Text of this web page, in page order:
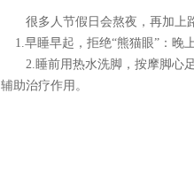
很多人节假日会熬夜，再加上
1.早睡早起，拒绝“熊猫眼”：晚
2.睡前用热水洗脚，按摩脚心
辅助治疗作用。